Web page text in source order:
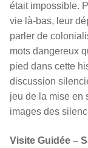
était impossible.
vie là-bas, leur
parler de
mots dangereux
pied dans cette
discussion
jeu de la mise en
images des
Visite Guidée –